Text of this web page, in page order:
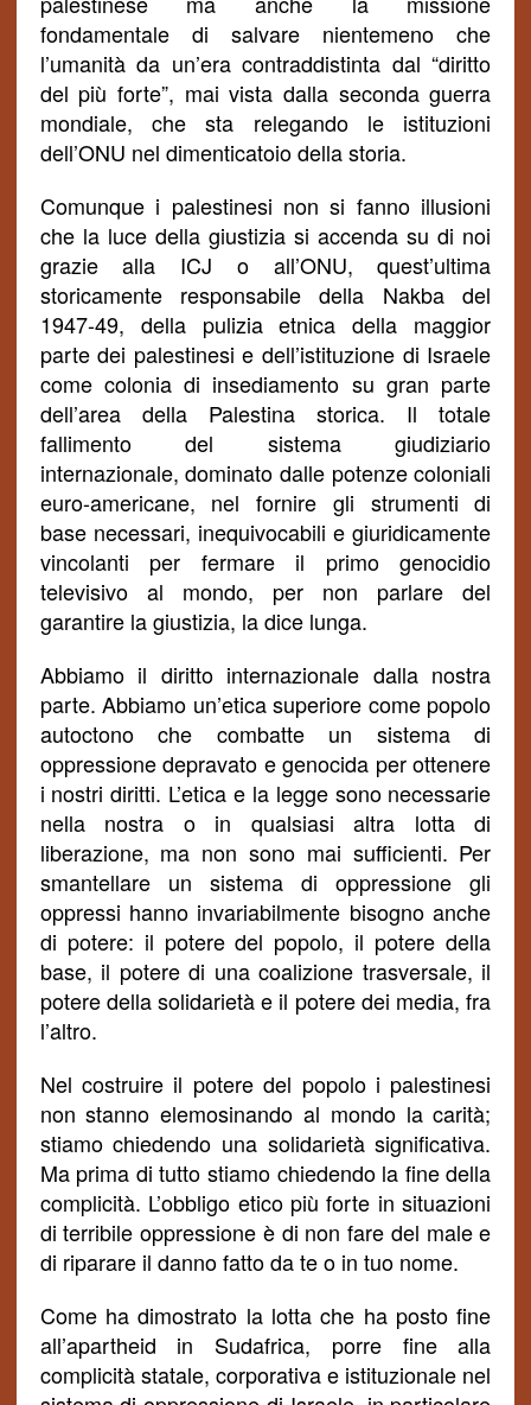
fondamentale di salvare nientemeno che
l’umanità da un’era contraddistinta dal “diritto
del più forte”, mai vista dalla seconda guerra
mondiale, che sta relegando le istituzioni
dell’ONU nel dimenticatoio della storia.
Comunque i palestinesi non si fanno illusioni
che la luce della giustizia si accenda su di noi
grazie alla ICJ o all’ONU, quest’ultima
storicamente responsabile della Nakba del
1947-49, della pulizia etnica della maggior
parte dei palestinesi e dell’istituzione di Israele
come colonia di insediamento su gran parte
dell’area della Palestina storica. Il totale
fallimento del sistema giudiziario
internazionale, dominato dalle potenze coloniali
euro-americane, nel fornire gli strumenti di
base necessari, inequivocabili e giuridicamente
vincolanti per fermare il primo genocidio
televisivo al mondo, per non parlare del
garantire la giustizia, la dice lunga.
Abbiamo il diritto internazionale dalla nostra
parte. Abbiamo un’etica superiore come popolo
autoctono che combatte un sistema di
oppressione depravato e genocida per ottenere
i nostri diritti. L’etica e la legge sono necessarie
nella nostra o in qualsiasi altra lotta di
liberazione, ma non sono mai sufficienti. Per
smantellare un sistema di oppressione gli
oppressi hanno invariabilmente bisogno anche
di potere: il potere del popolo, il potere della
base, il potere di una coalizione trasversale, il
potere della solidarietà e il potere dei media, fra
l’altro.
Nel costruire il potere del popolo i palestinesi
non stanno elemosinando al mondo la carità;
stiamo chiedendo una solidarietà significativa.
Ma prima di tutto stiamo chiedendo la fine della
complicità. L’obbligo etico piùforte in situazioni
di terribile oppressione è di non fare del male e
di riparare il danno fatto da te o in tuo nome.
Come ha dimostrato la lotta che ha posto fine
all’apartheid in Sudafrica, porre fine alla
complicità statale, corporativae istituzionale nel